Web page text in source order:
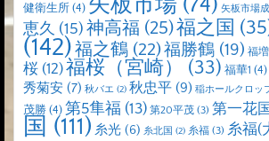
健衛生所 (4) 矢板市場
恵久 (15) 神高福 (25)福之国
(142)福之鶴 (22)福勝鶴 (19) 福増
桜 (12)福桜（宮崎） (33) 福華1 (4)
秀菊安 (7) 秋バエ (2) 秋忠平 (9) 稲ホールクロッ
茂勝 (4) 第5隼福 (13) 第20平茂 (3) 第一花国
国 (111) 糸光 (6) 糸北国 (2) 糸福 (3) 糸福(